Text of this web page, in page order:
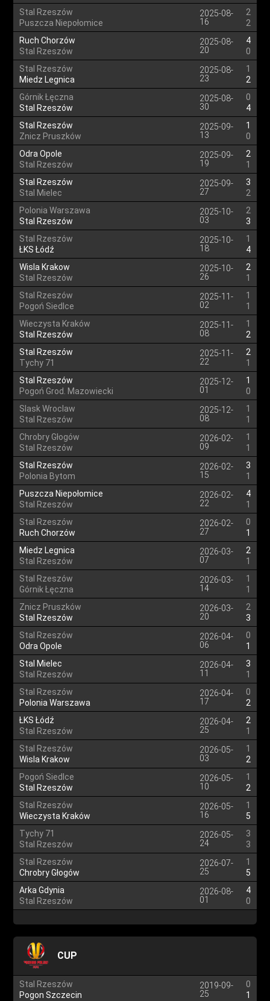
Stal Rzeszów
Puszcza Niepołomice
2025-08-
16
2
2
Ruch Chorzów
Stal Rzeszów
2025-08-
20
4
0
Stal Rzeszów
Miedz Legnica
2025-08-
23
1
2
Górnik Łęczna
Stal Rzeszów
2025-08-
30
0
4
Stal Rzeszów
Znicz Pruszków
2025-09-
13
1
0
Odra Opole
Stal Rzeszów
2025-09-
19
2
1
Stal Rzeszów
Stal Mielec
2025-09-
27
3
2
Polonia Warszawa
Stal Rzeszów
2025-10-
03
2
3
Stal Rzeszów
ŁKS Łódź
2025-10-
18
1
4
Wisla Krakow
Stal Rzeszów
2025-10-
26
2
1
Stal Rzeszów
Pogoń Siedlce
2025-11-
02
1
1
Wieczysta Kraków
Stal Rzeszów
2025-11-
08
1
2
Stal Rzeszów
Tychy 71
2025-11-
22
2
1
Stal Rzeszów
Pogoń Grod. Mazowiecki
2025-12-
01
1
0
Slask Wroclaw
Stal Rzeszów
2025-12-
08
1
1
Chrobry Głogów
Stal Rzeszów
2026-02-
09
1
1
Stal Rzeszów
Polonia Bytom
2026-02-
15
3
1
Puszcza Niepołomice
Stal Rzeszów
2026-02-
22
4
1
Stal Rzeszów
Ruch Chorzów
2026-02-
27
0
1
Miedz Legnica
Stal Rzeszów
2026-03-
07
2
1
Stal Rzeszów
Górnik Łęczna
2026-03-
14
1
1
Znicz Pruszków
Stal Rzeszów
2026-03-
20
2
3
Stal Rzeszów
Odra Opole
2026-04-
06
0
1
Stal Mielec
Stal Rzeszów
2026-04-
11
3
1
Stal Rzeszów
Polonia Warszawa
2026-04-
17
0
2
ŁKS Łódź
Stal Rzeszów
2026-04-
25
2
1
Stal Rzeszów
Wisla Krakow
2026-05-
03
1
2
Pogoń Siedlce
Stal Rzeszów
2026-05-
10
1
2
Stal Rzeszów
Wieczysta Kraków
2026-05-
16
1
5
Tychy 71
Stal Rzeszów
2026-05-
24
3
3
Stal Rzeszów
Chrobry Głogów
2026-07-
25
1
5
Arka Gdynia
Stal Rzeszów
2026-08-
01
4
0
CUP
Stal Rzeszów
Pogon Szczecin
2019-09-
25
0
1